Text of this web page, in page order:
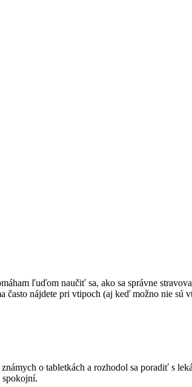
ľuďom naučiť sa, ako sa správne
nájdete pri vtipoch (aj keď možno nie sú
o tabletkách a rozhodol sa poradiť s
spokojní.